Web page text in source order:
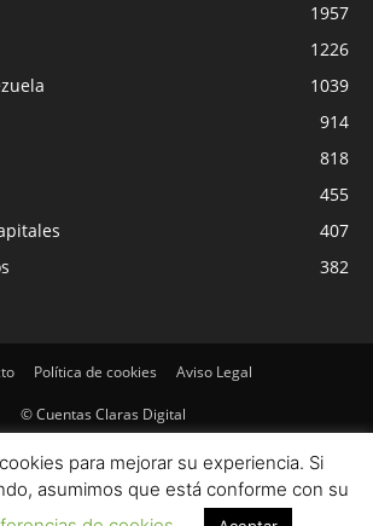
1957
1226
1039
914
818
455
407
382
Política de cookies Aviso Legal
© Cuentas Claras Digital
para mejorar su experiencia. Si
asumimos que está conforme con su